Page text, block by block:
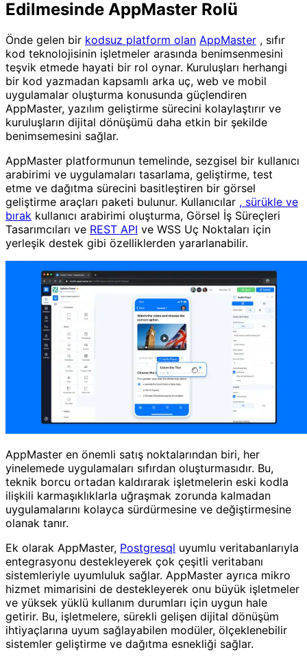
Edilmesinde AppMaster Rolü
Önde gelen bir kodsuz platform olan AppMaster , sıfır
kod teknolojisinin işletmeler arasında benimsenmesini
teşvik etmede hayati bir rol oynar. Kuruluşları herhangi
bir kod yazmadan kapsamlı arka uç, web ve mobil
uygulamalar oluşturma konusunda güçlendiren
AppMaster, yazılım geliştirme sürecini kolaylaştırır ve
kuruluşların dijital dönüşümü daha etkin bir şekilde
benimsemesini sağlar.
AppMaster platformunun temelinde, sezgisel bir kullanıcı
arabirimi ve uygulamaları tasarlama, geliştirme, test
etme ve dağıtma sürecini basitleştiren bir görsel
geliştirme araçları paketi bulunur. Kullanıcılar , sürükle ve
bırak kullanıcı arabirimi oluşturma, Görsel İş Süreçleri
Tasarımcıları ve REST API ve WSS Uç Noktaları için
yerleşik destek gibi özelliklerden yararlanabilir.
AppMaster en önemli satış noktalarından biri, her
yinelemede uygulamaları sıfırdan oluşturmasıdır. Bu,
teknik borcu ortadan kaldırarak işletmelerin eski kodla
ilişkili karmaşıklıklarla uğraşmak zorunda kalmadan
uygulamalarını kolayca sürdürmesine ve değiştirmesine
olanak tanır.
Ek olarak AppMaster, Postgresql uyumlu veritabanlarıyla
entegrasyonu destekleyerek çok çeşitli veritabanı
sistemleriyle uyumluluk sağlar. AppMaster ayrıca mikro
hizmet mimarisini de destekleyerek onu büyük işletmeler
ve yüksek yüklü kullanım durumları için uygun hale
getirir. Bu, işletmelere, sürekli gelişen dijital dönüşüm
ihtiyaçlarına uyum sağlayabilen modüler, ölçeklenebilir
sistemler geliştirme ve dağıtma esnekliği sağlar.